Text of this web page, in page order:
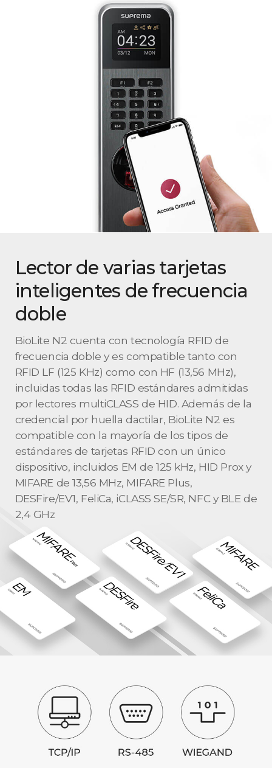
Lector de varias tarjetas
inteligentes de frecuencia
doble
BioLite N2 cuenta con tecnología RFID de
frecuencia doble y es compatible tanto con
RFID LF (125 KHz) como con HF (13,56 MHz),
incluidas todas las RFID estándares admitidas
por lectores multiCLASS de HID. Además de la
credencial por huella dactilar, BioLite N2 es
compatible con la mayoría de los tipos de
estándares de tarjetas RFID con un único
dispositivo, incluidos EM de 125 kHz, HID Prox y
MIFARE de 13,56 MHz, MIFARE Plus,
DESFire/EV1, FeliCa, iCLASS SE/SR, NFC y BLE de
2,4 GHz